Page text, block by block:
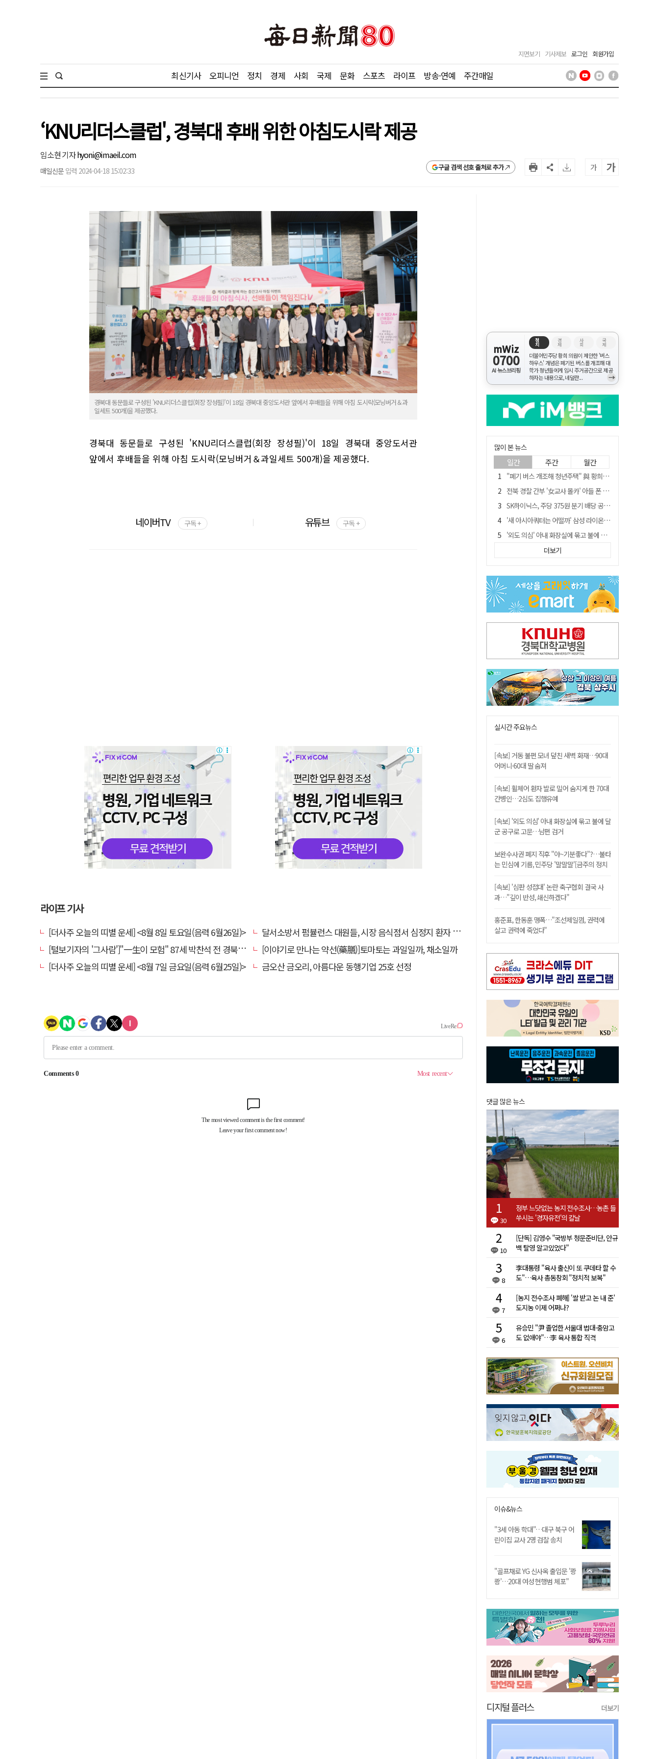
지면보기 기사제보 로그인 회원가입
최신기사 오피니언 정치 경제 사회 국제 문화 스포츠 라이프 방송·연예 주간매일
‘KNU리더스클럽', 경북대 후배 위한 아침도시락 제공
임소현 기자hyoni@imaeil.com
매일신문 입력 2024-04-18 15:02:33 구글 검색 선호 출처로 추가 가 가
경북대 동문들로 구성된 'KNU리더스클럽(회장 장성필)'이 18일 경북대 중앙도서관 앞에서 후배들을 위해 아침 도시락(모닝버거＆과
일세트 500개)을 제공했다.
경북대 동문들로 구성된 'KNU리더스클럽(회장 장성필)'이 18일 경북대 중앙도서관
앞에서 후배들을 위해 아침 도시락(모닝버거＆과일세트 500개)을 제공했다.
네이버TV 구독 + 유튜브 구독 +
라이프 기사
[더사주 오늘의 띠별 운세] <8월 8일 토요일(음력 6월26일)>
달서소방서 펌뷸런스 대원들, 시장 음식점서 심정지 환자 생명 살려
[털보기자의 '그사람']"一生이 모험" 87세 박찬석 전 경북대 총장
[이야기로 만나는 약선(藥膳)]토마토는 과일일까, 채소일까
[더사주 오늘의 띠별 운세] <8월 7일 금요일(음력 6월25일)>
금오산 금오리, 아름다운 동행기업 25호 선정
mWiz
0700
AI 뉴스브리핑
정
치
경
제
사
회
국
제
더불어민주당 황희 의원이 제안한 '버스
하우스' 개념은 폐기된 버스를 개조해 대
학가 청년들에게 임시 주거공간으로 제공
하자는 내용으로, 네덜란...
→
많이 본 뉴스
일간 주간 월간
"폐기 버스 개조해 청년주택" 與 황희…'딸 학비는 年 4200만원'
전북 경찰 간부 '女교사 몰카' 아들 폰 부수고…"처벌 못하는 사안" 내부망에 글
SK하이닉스, 주당 375원 분기 배당 공시…"3분기 중 주주환원 방안 확정"
'새 아시아쿼터는 어떨까' 삼성 라이온즈, 새 얼굴 투수 미야모리 영입
'외도 의심' 아내 화장실에 묶고 불에 달군 공구로 고문…남편 검거
박권현 청도군수, '햇빛 연금 사업' 공약 시동걸어
한국 축구, 심판 성접대 경기서 '무패'…당시 올림픽 감독은 홍명보 [영상]
김병삼 경북 영천시장, 이번엔 국회 공략…'마사회 본사 이전·광역교통망 확충' 요청
경찰, 9월 초부터 상피제 전격 실시…가족 사건 수사 못해
더보기
실시간 주요뉴스
[속보] 거동 불편 모녀 덮친 새벽 화재…90대
어머니·60대 딸 숨져
[속보] 휠체어 환자 발로 밀어 숨지게 한 70대
간병인…2심도 집행유예
[속보] '외도 의심' 아내 화장실에 묶고 불에 달
군 공구로 고문…남편 검거
보완수사권 폐지 직후 "야~기분좋다"?…불타
는 민심에 기름, 민주당 '말말말'[금주의 정치
[속보] '심판 성접대' 논란 축구협회 결국 사
과…"깊이 반성, 쇄신하겠다"
홍준표, 한동훈 맹폭…"조선제일껌, 권력에
살고 권력에 죽었다"
댓글 많은 뉴스
30
정부 느닷없는 농지 전수조사…농촌 들
쑤시는 '경자유전'의 칼날
10
[단독] 김영수 "국방부 청문준비단, 안규
백 탈영 알고있었다"
8
李대통령 "육사 출신이 또 쿠데타 할 수
도"…육사 총동창회 "정치적 보복"
7
[농지 전수조사 폐해] '쌀 받고 논 내 준'
도지농 이제 어쩌나?
6
유승민 "尹 졸업한 서울대 법대·충암고
도 없애야"…李 육사 통합 직격
이슈&뉴스
"3세 아동 학대"…대구 북구 어
린이집 교사 2명 검찰 송치
"골프채로 YG 신사옥 출입문 '쾅
쾅'…20대 여성 현행범 체포"
디지털 플러스 더보기